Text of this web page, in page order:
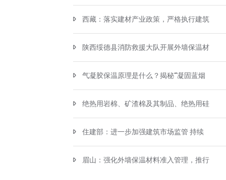
西藏：落实建材产业政策，严格执行建筑
陕西绥德县消防救援大队开展外墙保温材
气凝胶保温原理是什么？揭秘“凝固蓝烟
绝热用岩棉、矿渣棉及其制品、绝热用硅
住建部：进一步加强建筑市场监管 持续
眉山：强化外墙保温材料准入管理，推行